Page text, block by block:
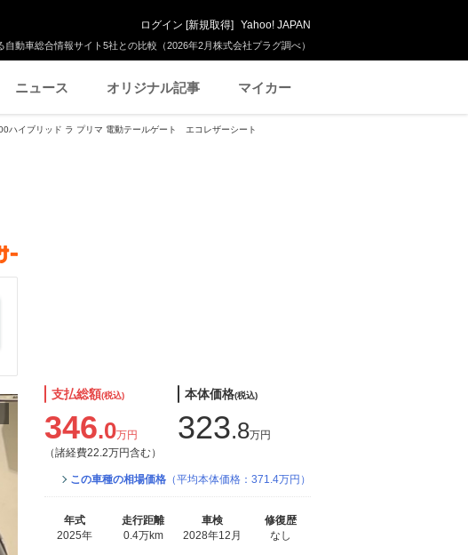
動車総合情報サイト5社との比較（2026年2月株式会社プラグ調べ）
ログイン [新規取得] Yahoo! JAPAN
ニュース オリジナル記事 マイカー
ハイブリッド ラ プリマ 電動テールゲート エコレザーシート
支払総額(税込)
346.0万円
（諸経費22.2万円含む）
本体価格(税込)
323.8万円
この車種の相場価格 （平均本体価格：371.4万円）
年式
2025年
走行距離
0.4万km
車検
2028年12月
修復歴
なし